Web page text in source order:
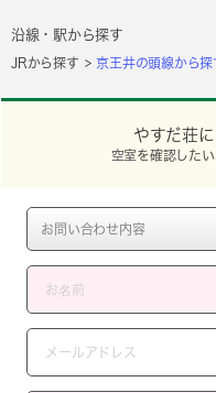
沿線・駅から探す
JRから探す 京王井の頭線から探
やすだ荘
空室を確認した